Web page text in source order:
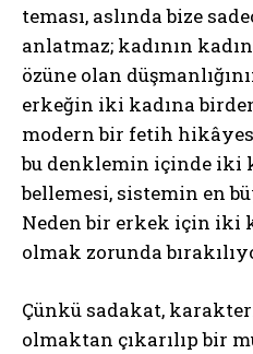
teması, aslında bize
anlatmaz; kadının
özüne olan
erkeğin iki kadına
modern bir fetih
bu denklemin içinde iki
bellemesi, sistemin en
Neden bir erkek için iki
olmak zorunda
Çünkü sadakat,
olmaktan çıkarılıp bir